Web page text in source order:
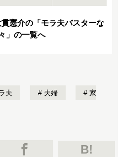
憲介の「モラ夫バスターな
」の一覧へ
夫 夫婦 家
B!